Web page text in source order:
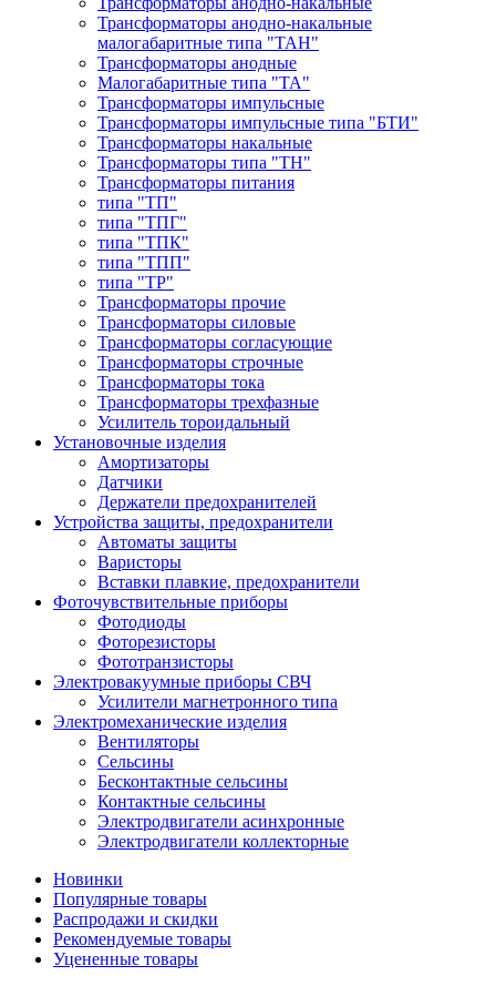
Трансформаторы анодно-накальные
малогабаритные типа "ТАН"
Трансформаторы анодные
Малогабаритные типа "ТА"
Трансформаторы импульсные
Трансформаторы импульсные типа "БТИ"
Трансформаторы накальные
Трансформаторы типа "ТН"
Трансформаторы питания
типа "ТП"
типа "ТПГ"
типа "ТПК"
типа "ТПП"
типа "ТР"
Трансформаторы прочие
Трансформаторы силовые
Трансформаторы согласующие
Трансформаторы строчные
Трансформаторы тока
Трансформаторы трехфазные
Усилитель тороидальный
Установочные изделия
Амортизаторы
Датчики
Держатели предохранителей
Устройства защиты, предохранители
Автоматы защиты
Варисторы
Вставки плавкие, предохранители
Фоточувствительные приборы
Фотодиоды
Фоторезисторы
Фототранзисторы
Электровакуумные приборы СВЧ
Усилители магнетронного типа
Электромеханические изделия
Вентиляторы
Сельсины
Бесконтактные сельсины
Контактные сельсины
Электродвигатели асинхронные
Электродвигатели коллекторные
Новинки
Популярные товары
Распродажи и скидки
Рекомендуемые товары
Уцененные товары